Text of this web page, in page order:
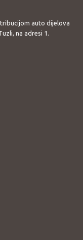
auto dijelova
na adresi 1.